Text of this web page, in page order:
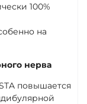
100%
на
нерва
повышается